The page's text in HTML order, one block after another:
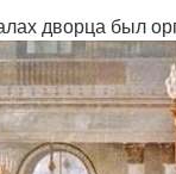
дворца был